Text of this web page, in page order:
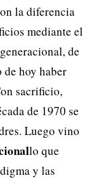
la diferencia
mediante el
de
hoy haber
sacrificio,
de 1970 se
Luego vino
lo que
y las